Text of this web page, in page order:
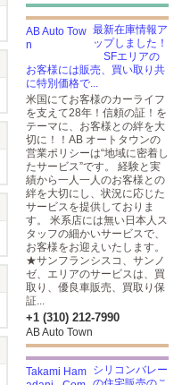
最新在庫情報ア
ップしました！
SFエリアの
お客様には販売、買い取り共
に特別価格で...
米国にてお客様のカーライフ
を支えて28年！信頼の証！を
テーマに、お客様との絆を大
切に！！AB オートタウンの
営業ポリシーは“地域に密着し
たサービス”です。 経験と実
績から一人一人のお客様との
絆を大切にし、状況に応じた
サービスを提供しておりま
す。 米系店には無い日本人ス
タッフの細かいサービスで、
お客様をお迎えいたします。
★サンフランシスコ、サンノ
ゼ、エリアのサービスは、買
取り、優良車販売、買取り保
証...
+1 (310) 212-7990
AB Auto Town
シリコンバレー